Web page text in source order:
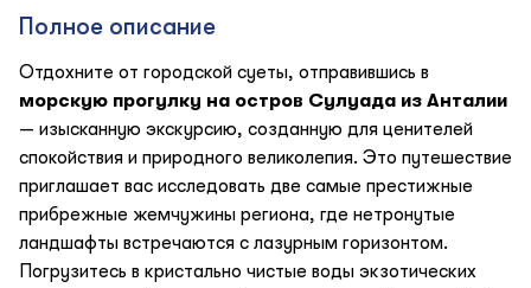
Полное описание
Отдохните от городской суеты, отправившись в
морскую прогулку на остров Сулуада из Анталии
— изысканную экскурсию, созданную для ценителей
спокойствия и природного великолепия. Это путешествие
приглашает вас исследовать две самые престижные
прибрежные жемчужины региона, где нетронутые
ландшафты встречаются с лазурным горизонтом.
Погрузитесь в кристально чистые воды экзотических